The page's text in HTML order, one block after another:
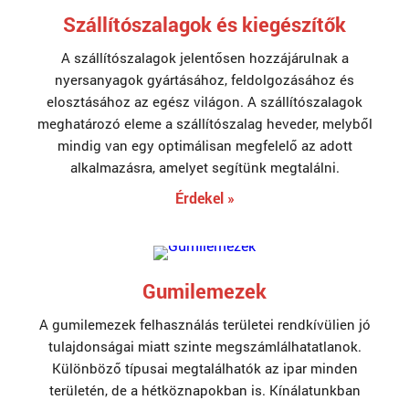
Szállítószalagok és kiegészítők
A szállítószalagok jelentősen hozzájárulnak a
nyersanyagok gyártásához, feldolgozásához és
elosztásához az egész világon. A szállítószalagok
meghatározó eleme a szállítószalag heveder, melyből
mindig van egy optimálisan megfelelő az adott
alkalmazásra, amelyet segítünk megtalálni.
Érdekel »
Gumilemezek
A gumilemezek felhasználás területei rendkívülien jó
tulajdonságai miatt szinte megszámlálhatatlanok.
Különböző típusai megtalálhatók az ipar minden
területén, de a hétköznapokban is. Kínálatunkban